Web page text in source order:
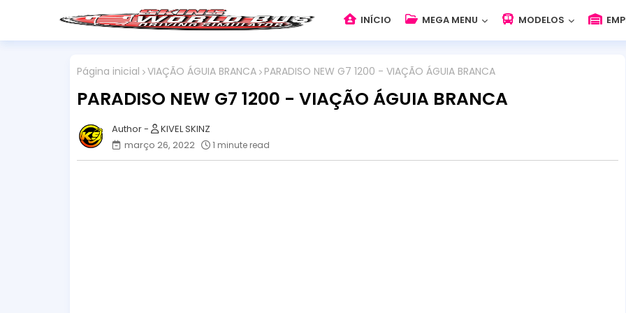
INÍCIO MEGA MENU MODELOS
Página inicial VIAÇÃO ÁGUIA BRANCA PARADISO NEW G7 1200 - VIAÇÃO ÁGUIA BRANCA
PARADISO NEW G7 1200 - VIAÇÃO ÁGUIA BRANCA
KIVEL SKINZ
março 26, 2022
1 minute read